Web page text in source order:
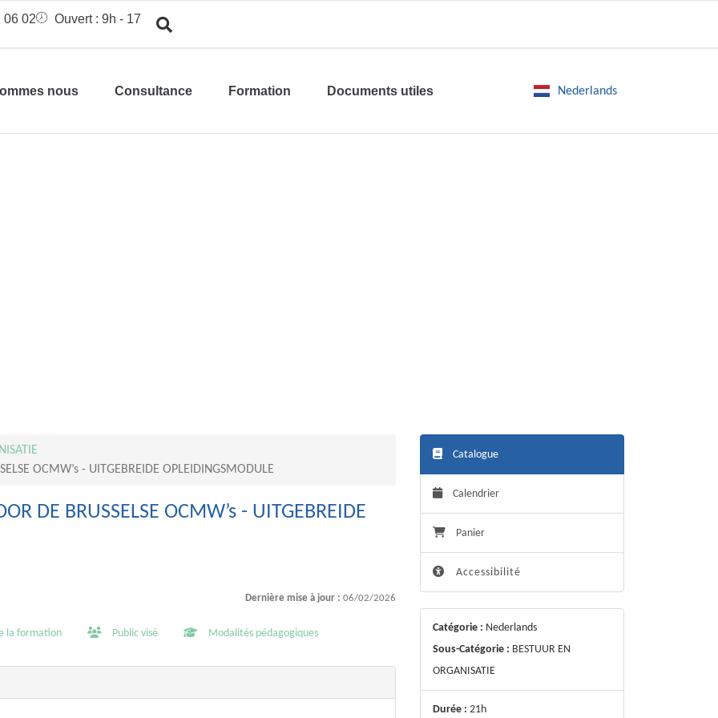
06 02 Ouvert : 9h - 17h
nous Consultance Formation Documents utiles Nederlands
OCMW’s - UITGEBREIDE OPLEIDINGSMODULE
DE BRUSSELSE OCMW’s - UITGEBREIDE
Dernière mise à jour : 06/02/2026
la formation Public visé Modalités pédagogiques
Catalogue
Calendrier
Panier
Accessibilité
Catégorie : Nederlands
Sous-Catégorie : BESTUUR EN
ORGANISATIE
Durée : 21h